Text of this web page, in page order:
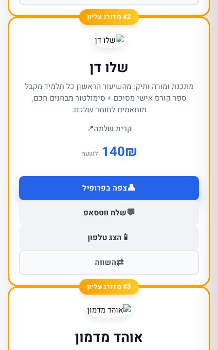
#2 מדורג עליון
שלו דן
מתכנת ומורה ותיק: מהשיעור הראשון כל תלמיד מקבל
ספר קורס אישי מסוכם + סימולטור מבחנים חכם,
מותאמים לחומר שלכם.
קרית שלמה📍
₪
140 לשעה
👤צפה בפרופיל
💬שלח ווטסאפ
📱 הצג טלפון
⇄השווה
#3 מדורג עליון
אוהד מדמון